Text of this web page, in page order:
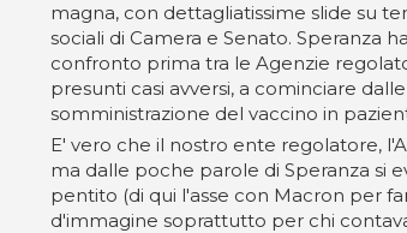
magna, con dettagliatissime slide su
sociali di Camera e Senato. Speranza
confronto prima tra le Agenzie
presunti casi avversi, a cominciare
somministrazione del vaccino in
E' vero che il nostro ente regolatore,
ma dalle poche parole di Speranza si
pentito (di qui l'asse con Macron per
d'immagine soprattutto per chi